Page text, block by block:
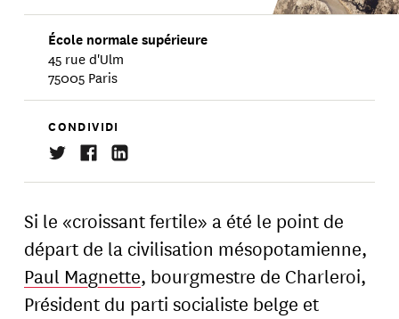
École normale supérieure
45 rue d'Ulm
75005 Paris
CONDIVIDI
Si le «croissant fertile» a été le point de
départ de la civilisation mésopotamienne,
Paul Magnette, bourgmestre de Charleroi,
Président du parti socialiste belge et